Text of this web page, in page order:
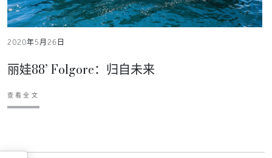
2020年5月26日
丽娃88’ Folgore：归自未来
查看全文